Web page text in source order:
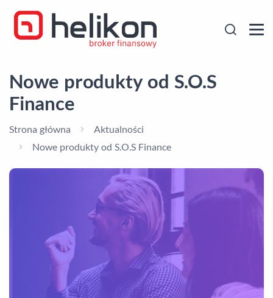
Nowe produkty od S.O.S
Finance
Strona główna
Aktualności
Nowe produkty od S.O.S Finance